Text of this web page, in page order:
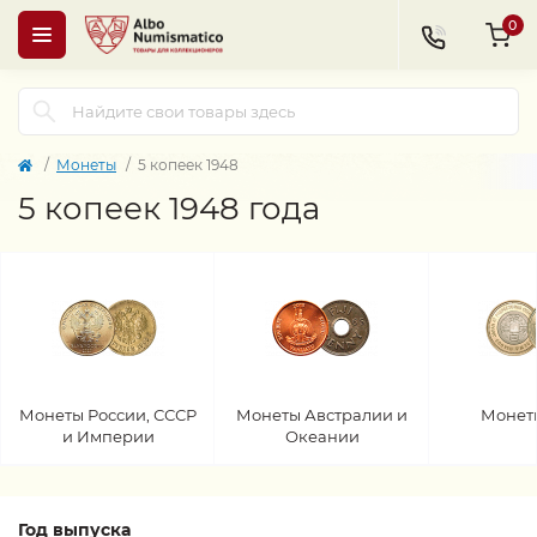
0
Монеты 5 копеек 1948
5 копеек 1948 года
Монеты России, СССР
и Империи
Монеты Австралии и
Океании
Год выпуска